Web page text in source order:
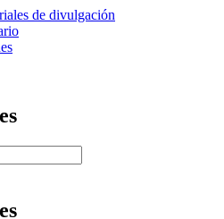
de divulgación